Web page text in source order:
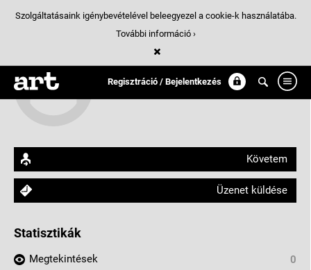
Regisztráció / Bejelentkezés
Köböl Alexandra
arthungry.com/kobol.alexandra
Követem
Üzenet küldése
Statisztikák
Megtekintések
0
Szolgáltatásaink igénybevételével beleegyezel a cookie-k használatába.
További információ ›